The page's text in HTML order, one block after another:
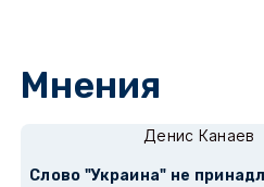
Мнения
Денис Канаев
Слово "Украина" не